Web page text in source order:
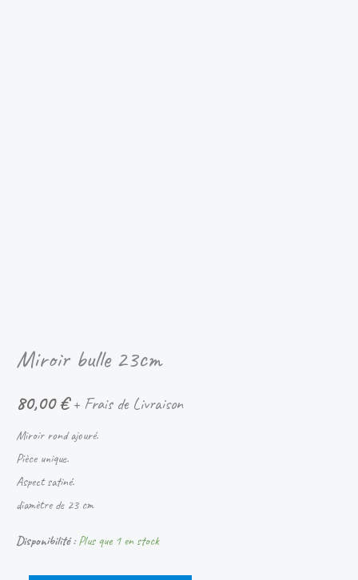
Miroir bulle 23cm
80,00€ + Frais de Livraison
Miroir rond ajouré.
Pièce unique.
Aspect satiné.
diamètre de 23 cm
Disponibilité : Plus que 1 en stock